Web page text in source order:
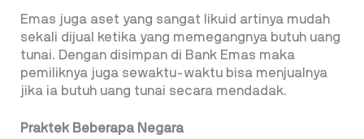
Emas juga aset yang sangat likuid artinya mudah
sekali dijual ketika yang memegangnya butuh uang
tunai. Dengan disimpan di Bank Emas maka
pemiliknya juga sewaktu-waktu bisa menjualnya
jika ia butuh uang tunai secara mendadak.
Praktek Beberapa Negara